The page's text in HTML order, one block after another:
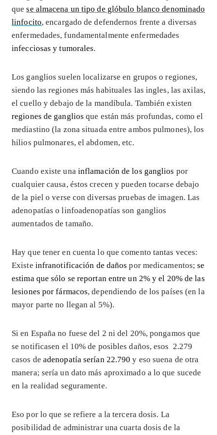
quese almacena un tipo de glóbulo blanco denominado
linfocito, encargado de defendernos frente a diversas
enfermedades, fundamentalmente enfermedades
infecciosas y tumorales.
Los ganglios suelen localizarse en grupos o regiones,
siendo las regiones más habituales las ingles, las axilas,
el cuello y debajo de la mandíbula. También existen
regiones de ganglios que están más profundas, como el
mediastino (la zona situada entre ambos pulmones), los
hilios pulmonares, el abdomen, etc.
Cuando existe una inflamación de los ganglios por
cualquier causa, éstos crecen y pueden tocarse debajo
de la piel o verse con diversas pruebas de imagen. Las
adenopatías o linfoadenopatías son ganglios
aumentados de tamaño.
Hay que tener en cuenta lo que comento tantas veces:
Existe infranotificación de daños por medicamentos;se
estima que sólo se reportan entre un 2% y el 20% de las
lesiones por fármacos, dependiendo de los países (en la
mayor parte no llegan al 5%).
Si en España no fuese del 2 ni del 20%, pongamos que
se notificasen el 10% de posibles daños, esos 2.279
casos de adenopatía serían 22.790 y eso suena de otra
manera; sería un dato más aproximado a lo que sucede
en la realidad seguramente.
Eso por lo que se refiere a la tercera dosis. La
posibilidad de administrar una cuarta dosis de la